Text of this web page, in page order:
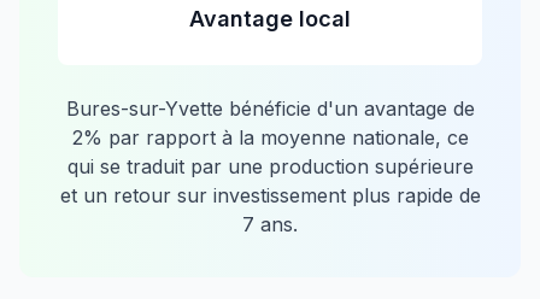
Avantage local
Bures-sur-Yvette bénéficie d'un avantage de
2% par rapport à la moyenne nationale, ce
qui se traduit par une production supérieure
et un retour sur investissement plus rapide de
7 ans.